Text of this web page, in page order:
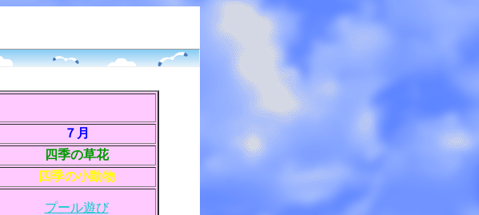
７月
四季の草花
四季の小動物
プール遊び